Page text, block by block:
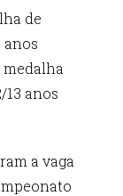
de
anos
anos
a vaga